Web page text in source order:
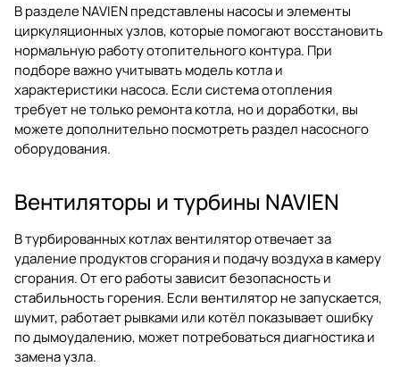
В разделе NAVIEN представлены насосы и элементы
циркуляционных узлов, которые помогают восстановить
нормальную работу отопительного контура. При
подборе важно учитывать модель котла и
характеристики насоса. Если система отопления
требует не только ремонта котла, но и доработки, вы
можете дополнительно посмотреть раздел насосного
оборудования.
Вентиляторы и турбины NAVIEN
В турбированных котлах вентилятор отвечает за
удаление продуктов сгорания и подачу воздуха в камеру
сгорания. От его работы зависит безопасность и
стабильность горения. Если вентилятор не запускается,
шумит, работает рывками или котёл показывает ошибку
по дымоудалению, может потребоваться диагностика и
замена узла.